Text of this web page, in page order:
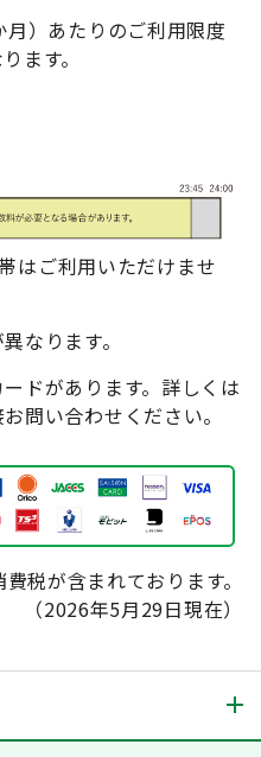
）あたりのご利用限度
ます。
はご利用いただけませ
なります。
ドがあります。詳しくは
問い合わせください。
税が含まれております。
（2026年5月29日現在）